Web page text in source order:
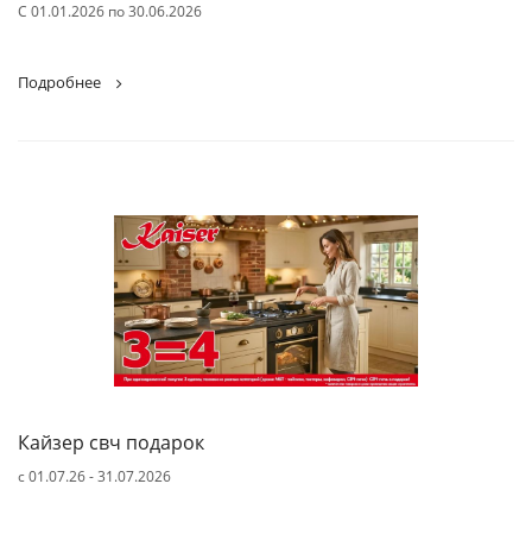
С 01.01.2026 по 30.06.2026
Подробнее
Кайзер свч подарок
с 01.07.26 - 31.07.2026